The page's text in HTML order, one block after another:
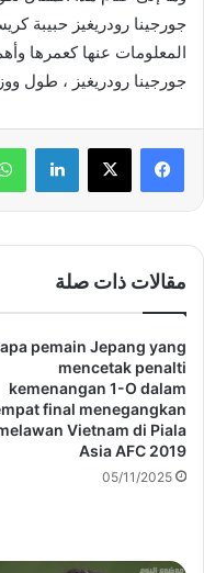
جورجينا رودريغيز حبيبة
المعلومات عنها كعمرها
جورجينا رودريغيز ، طول
مقالات ذات صلة
pemain Jepang yang
mencetak penalti
kemenangan 1-O dalam
final menegangkan
Vietnam di Piala
Asia AFC 2019
05/11/2025